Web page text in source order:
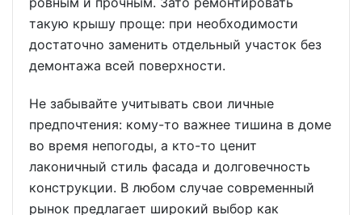
такую крышу проще: при необходимости
достаточно заменить отдельный участок без
демонтажа всей поверхности.
Не забывайте учитывать свои личные
предпочтения: кому-то важнее тишина в доме
во время непогоды, а кто-то ценит
лаконичный стиль фасада и долговечность
конструкции. В любом случае современный
рынок предлагает широкий выбор как